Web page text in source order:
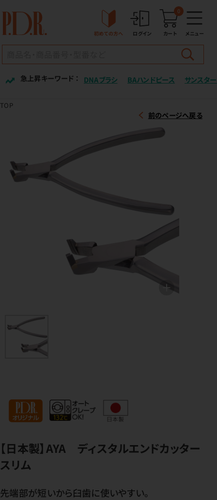
初めての方へ ログイン カート
0
メニュー
急上昇キーワード ： DNAブラシ BAハンドピース サンスター
TOP
前のページへ戻る
【日本製】AYA ディスタルエンドカッター
スリム
先端部が短いから臼歯に使いやすい。